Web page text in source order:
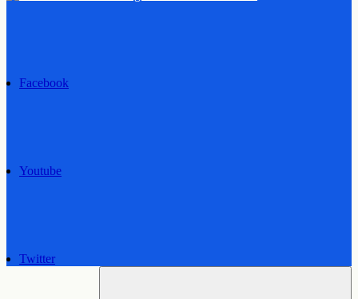
Facebook
Youtube
Twitter